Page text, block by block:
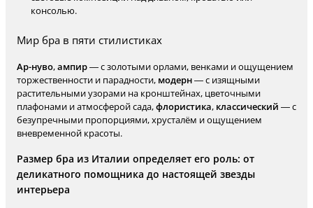
консолью.
Мир бра в пяти стилистиках
Ар-нуво,ампир— с золотыми орлами, венками и ощущением
торжественности и парадности, модерн— с изящными
растительными узорами на кронштейнах, цветочными
плафонами и атмосферой сада,флористика, классический — с
безупречными пропорциями, хрусталём и ощущением
вневременной красоты.
Размер бра из Италии определяет его роль: от
деликатного помощника до настоящей звезды
интерьера